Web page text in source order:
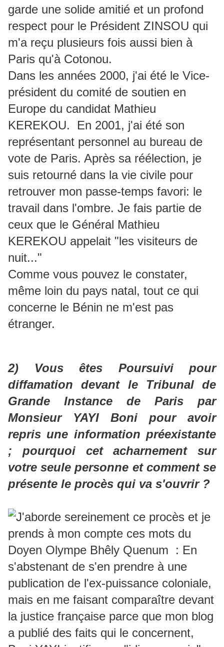
garde une solide amitié et un profond
respect pour le Président ZINSOU qui
m'a reçu plusieurs fois aussi bien à
Paris qu'à Cotonou.
Dans les années 2000, j'ai été le Vice-
président du comité de soutien en
Europe du candidat Mathieu
KEREKOU. En 2001, j'ai été son
représentant personnel au bureau de
vote de Paris. Après sa réélection, je
suis retourné dans la vie civile pour
retrouver mon passe-temps favori: le
travail dans l'ombre. Je fais partie de
ceux que le Général Mathieu
KEREKOU appelait "les visiteurs de
nuit..."
Comme vous pouvez le constater,
même loin du pays natal, tout ce qui
concerne le Bénin ne m'est pas
étranger.
2) Vous êtes Poursuivi pour
diffamation devant le Tribunal de
Grande Instance de Paris par
Monsieur YAYI Boni pour avoir
repris une information préexistante
; pourquoi cet acharnement sur
votre seule personne et comment se
présente le procès qui va s'ouvrir ?
J'aborde sereinement ce procès et je
prends à mon compte ces mots du
Doyen Olympe Bhêly Quenum : En
s'abstenant de s'en prendre à une
publication de l'ex-puissance coloniale,
mais en me faisant comparaître devant
la justice française parce que mon blog
a publié des faits qui le concernent,